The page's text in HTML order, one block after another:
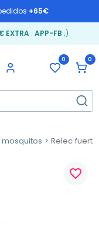
+65€
EXTRA: APP-FB ;)
0 0
Relec
favorite_border